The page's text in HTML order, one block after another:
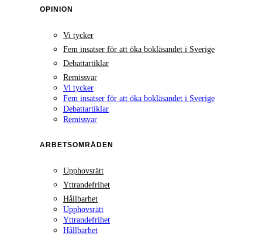
OPINION
Vi tycker
Fem insatser för att öka bokläsandet i Sverige
Debattartiklar
Remissvar
Vi tycker
Fem insatser för att öka bokläsandet i Sverige
Debattartiklar
Remissvar
ARBETSOMRÅDEN
Upphovsrätt
Yttrandefrihet
Hållbarhet
Upphovsrätt
Yttrandefrihet
Hållbarhet